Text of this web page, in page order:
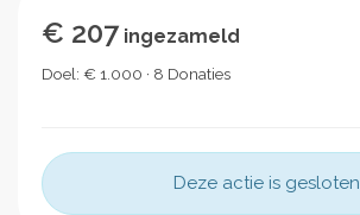
€ 207 ingezameld
Doel: € 1.000 · 8 Donaties
Deze actie is gesloten